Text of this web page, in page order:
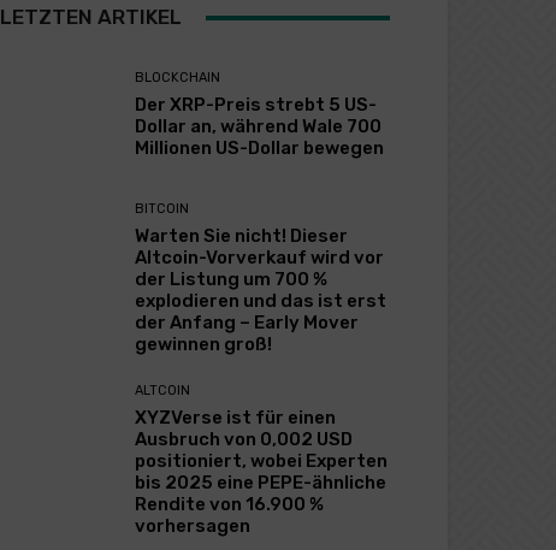
LETZTEN ARTIKEL
BLOCKCHAIN
Der XRP-Preis strebt 5 US-
Dollar an, während Wale 700
Millionen US-Dollar bewegen
BITCOIN
Warten Sie nicht! Dieser
Altcoin-Vorverkauf wird vor
der Listung um 700 %
explodieren und das ist erst
der Anfang – Early Mover
gewinnen groß!
ALTCOIN
XYZVerse ist für einen
Ausbruch von 0,002 USD
positioniert, wobei Experten
bis 2025 eine PEPE-ähnliche
Rendite von 16.900 %
vorhersagen